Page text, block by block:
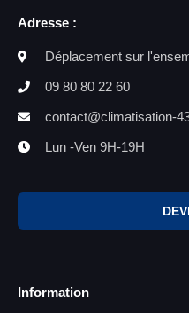
Adresse :
Déplacement sur
09 80 80 22 60
contact@climatisation-
Lun -Ven 9H-19H
Information